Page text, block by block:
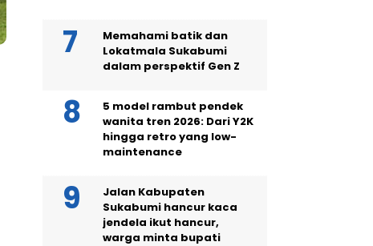
Memahami batik dan
Lokatmala Sukabumi
dalam perspektif Gen Z
5 model rambut pendek
wanita tren 2026: Dari Y2K
hingga retro yang low-
maintenance
Jalan Kabupaten
Sukabumi hancur kaca
jendela ikut hancur,
warga minta bupati